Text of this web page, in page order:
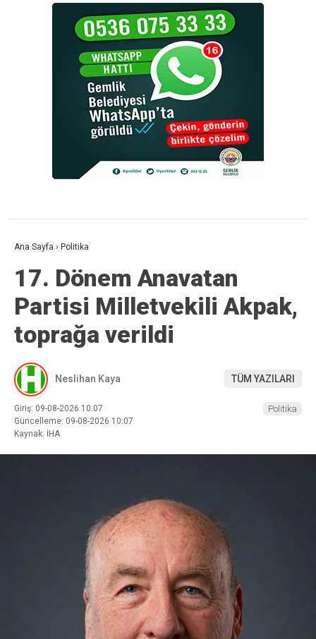
Ana Sayfa › Politika
17. Dönem Anavatan
Partisi Milletvekili Akpak,
toprağa verildi
Neslihan Kaya TÜM YAZILARI
Giriş: 09-08-2026 10:07
Güncelleme: 09-08-2026 10:07
Kaynak: İHA
Politika